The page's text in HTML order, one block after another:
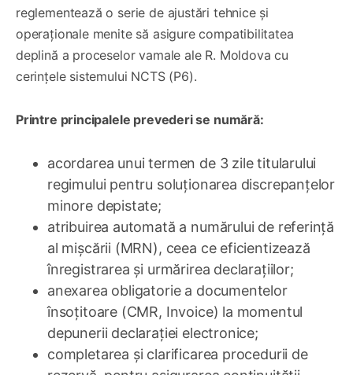
reglementează o serie de ajustări tehnice și
operaționale menite să asigure compatibilitatea
deplină a proceselor vamale ale R. Moldova cu
cerințele sistemului NCTS (P6).
Printre principalele prevederi se numără:
acordarea unui termen de 3 zile titularului
regimului pentru soluționarea discrepanțelor
minore depistate;
atribuirea automată a numărului de referință
al mișcării (MRN), ceea ce eficientizează
înregistrarea și urmărirea declarațiilor;
anexarea obligatorie a documentelor
însoțitoare (CMR, Invoice) la momentul
depunerii declarației electronice;
completarea și clarificarea procedurii de